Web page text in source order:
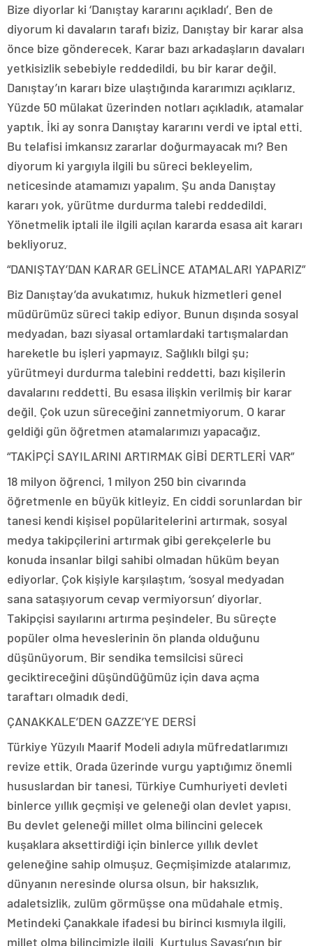
Bize diyorlar ki ‘Danıştay kararını açıkladı’. Ben de
diyorum ki davaların tarafı biziz, Danıştay bir karar alsa
önce bize gönderecek. Karar bazı arkadaşların davaları
yetkisizlik sebebiyle reddedildi, bu bir karar değil.
Danıştay’ın kararı bize ulaştığında kararımızı açıklarız.
Yüzde 50 mülakat üzerinden notları açıkladık, atamalar
yaptık. İki ay sonra Danıştay kararını verdi ve iptal etti.
Bu telafisi imkansız zararlar doğurmayacak mı? Ben
diyorum ki yargıyla ilgili bu süreci bekleyelim,
neticesinde atamamızı yapalım. Şu anda Danıştay
kararı yok, yürütme durdurma talebi reddedildi.
Yönetmelik iptali ile ilgili açılan kararda esasa ait kararı
bekliyoruz.
“DANIŞTAY’DAN KARAR GELİNCE ATAMALARI YAPARIZ”
Biz Danıştay’da avukatımız, hukuk hizmetleri genel
müdürümüz süreci takip ediyor. Bunun dışında sosyal
medyadan, bazı siyasal ortamlardaki tartışmalardan
hareketle bu işleri yapmayız. Sağlıklı bilgi şu;
yürütmeyi durdurma talebini reddetti, bazı kişilerin
davalarını reddetti. Bu esasa ilişkin verilmiş bir karar
değil. Çok uzun süreceğini zannetmiyorum. O karar
geldiği gün öğretmen atamalarımızı yapacağız.
“TAKİPÇİ SAYILARINI ARTIRMAK GİBİ DERTLERİ VAR”
18 milyon öğrenci, 1 milyon 250 bin civarında
öğretmenle en büyük kitleyiz. En ciddi sorunlardan bir
tanesi kendi kişisel popülaritelerini artırmak, sosyal
medya takipçilerini artırmak gibi gerekçelerle bu
konuda insanlar bilgi sahibi olmadan hüküm beyan
ediyorlar. Çok kişiyle karşılaştım, ‘sosyal medyadan
sana sataşıyorum cevap vermiyorsun’ diyorlar.
Takipçisi sayılarını artırma peşindeler. Bu süreçte
popüler olma heveslerinin ön planda olduğunu
düşünüyorum. Bir sendika temsilcisi süreci
geciktireceğini düşündüğümüz için dava açma
taraftarı olmadık dedi.
ÇANAKKALE’DEN GAZZE’YE DERSİ
Türkiye Yüzyılı Maarif Modeli adıyla müfredatlarımızı
revize ettik. Orada üzerinde vurgu yaptığımız önemli
hususlardan bir tanesi, Türkiye Cumhuriyeti devleti
binlerce yıllık geçmişi ve geleneği olan devlet yapısı.
Bu devlet geleneği millet olma bilincini gelecek
kuşaklara aksettirdiği için binlerce yıllık devlet
geleneğine sahip olmuşuz. Geçmişimizde atalarımız,
dünyanın neresinde olursa olsun, bir haksızlık,
adaletsizlik, zulüm görmüşse ona müdahale etmiş.
Metindeki Çanakkale ifadesi bu birinci kısmıyla ilgili,
millet olma bilincimizle ilgili. Kurtuluş Savaşı’nın bir